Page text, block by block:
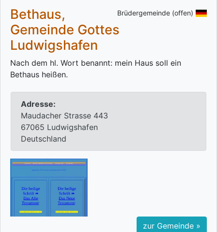
Brüdergemeinde (offen)
Bethaus,
Gemeinde Gottes
Ludwigshafen
Nach dem hl. Wort benannt: mein Haus soll ein
Bethaus heißen.
Adresse:
Maudacher Strasse 443
67065 Ludwigshafen
Deutschland
zur Gemeinde »